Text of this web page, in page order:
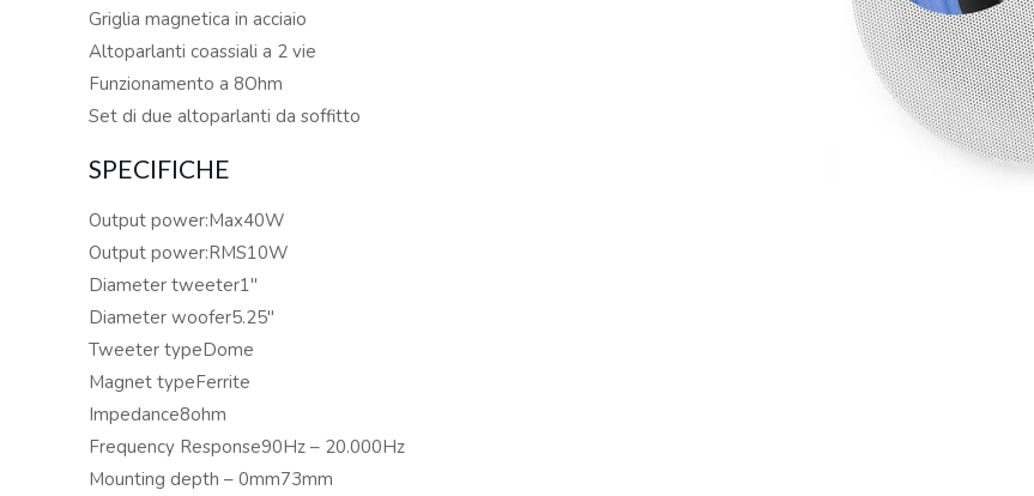
Griglia magnetica in acciaio
Altoparlanti coassiali a 2 vie
Funzionamento a 8Ohm
Set di due altoparlanti da soffitto
SPECIFICHE
Output power:Max40W
Output power:RMS10W
Diameter tweeter1″
Diameter woofer5.25″
Tweeter typeDome
Magnet typeFerrite
Impedance8ohm
Frequency Response90Hz – 20.000Hz
Mounting depth – 0mm73mm